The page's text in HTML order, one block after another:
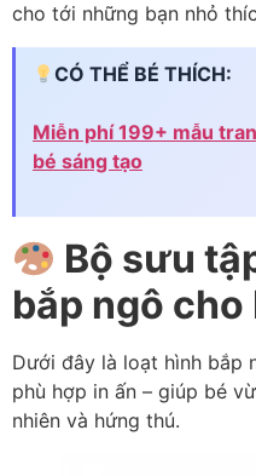
cho tới những bạn nhỏ
CÓ THỂ BÉ THÍCH:
Miễn phí 199+ mẫu
bé sáng tạo
Bộ sưu
bắp ngô cho
Dưới đây là loạt hình bắp
phù hợp in ấn – giúp bé
nhiên và hứng thú.